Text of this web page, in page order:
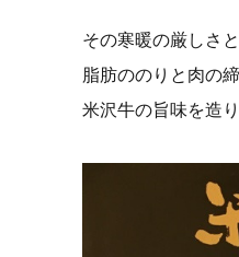
その寒暖の厳しさ
脂肪ののりと肉の
米沢牛の旨味を造